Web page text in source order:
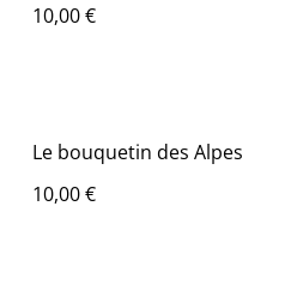
10,00 €
Le bouquetin des Alpes
10,00 €